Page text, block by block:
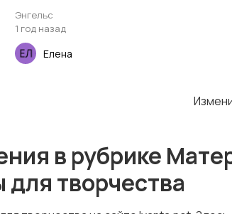
Энгельс
1 год назад
Елена
в рубрике
творчества